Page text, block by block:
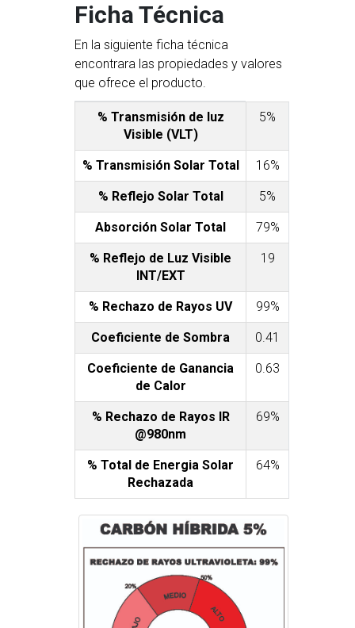
Ficha Técnica
En la siguiente ficha técnica
encontrara las propiedades y valores
que ofrece el producto.
% Transmisión de luz
Visible (VLT)
5%
% Transmisión Solar Total 16%
% Reflejo Solar Total 5%
Absorción Solar Total 79%
% Reflejo de Luz Visible
INT/EXT
19
% Rechazo de Rayos UV 99%
Coeficiente de Sombra 0.41
Coeficiente de Ganancia
de Calor
0.63
% Rechazo de Rayos IR
@980nm
69%
% Total de Energia Solar
Rechazada
64%